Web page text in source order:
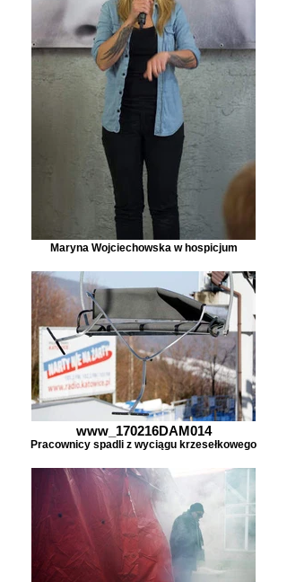
Maryna Wojciechowska w hospicjum
www_170216DAM014
Pracownicy spadli z wyciągu krzesełkowego